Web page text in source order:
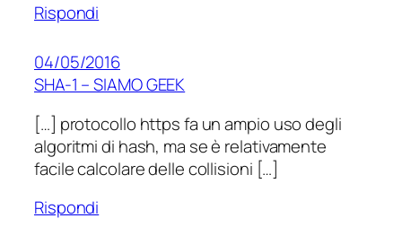
Rispondi
04/05/2016
SHA-1 – SIAMO GEEK
[…] protocollo https fa un ampio uso degli
algoritmi di hash, ma se è relativamente
facile calcolare delle collisioni […]
Rispondi